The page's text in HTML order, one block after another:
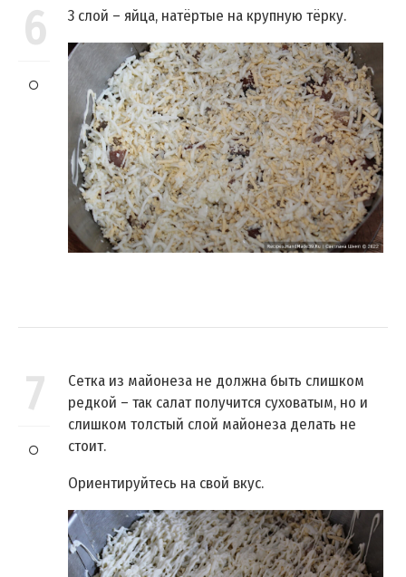
6 3 слой – яйца, натёртые на крупную тёрку.
7
Сетка из майонеза не должна быть слишком
редкой – так салат получится суховатым, но и
слишком толстый слой майонеза делать не
стоит.
Ориентируйтесь на свой вкус.